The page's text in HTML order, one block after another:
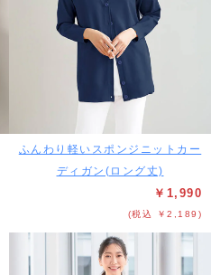
ふんわり軽いスポンジニットカー
ディガン(ロング丈)
￥1,990
(税込 ￥2,189)